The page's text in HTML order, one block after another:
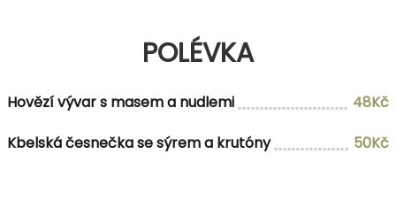
POLÉVKA
Hovězí vývar s masem a nudlemi
48Kč
Kbelská česnečka se sýrem a krutóny
50Kč